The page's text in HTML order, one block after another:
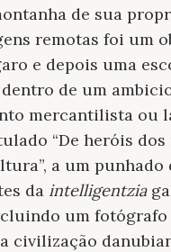
de sua
remotas foi um
e depois uma
de um
mercantilista ou
“De heróis dos
a um punhado
da intelligentzia
um fotógrafo
civilização